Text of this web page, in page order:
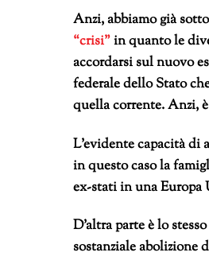
Anzi, abbiamo già
“crisi”in quanto le
accordarsi sul nuovo
federale dello Stato
quella corrente. Anzi,
L’evidente capacità
in questo caso la
ex-stati in una Europa
D’altra parte è lo
sostanziale abolizione